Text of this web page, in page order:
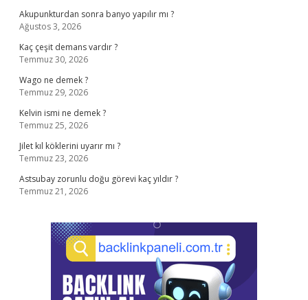
Akupunkturdan sonra banyo yapılır mı ?
Ağustos 3, 2026
Kaç çeşit demans vardır ?
Temmuz 30, 2026
Wago ne demek ?
Temmuz 29, 2026
Kelvin ismi ne demek ?
Temmuz 25, 2026
Jilet kıl köklerini uyarır mı ?
Temmuz 23, 2026
Astsubay zorunlu doğu görevi kaç yıldır ?
Temmuz 21, 2026